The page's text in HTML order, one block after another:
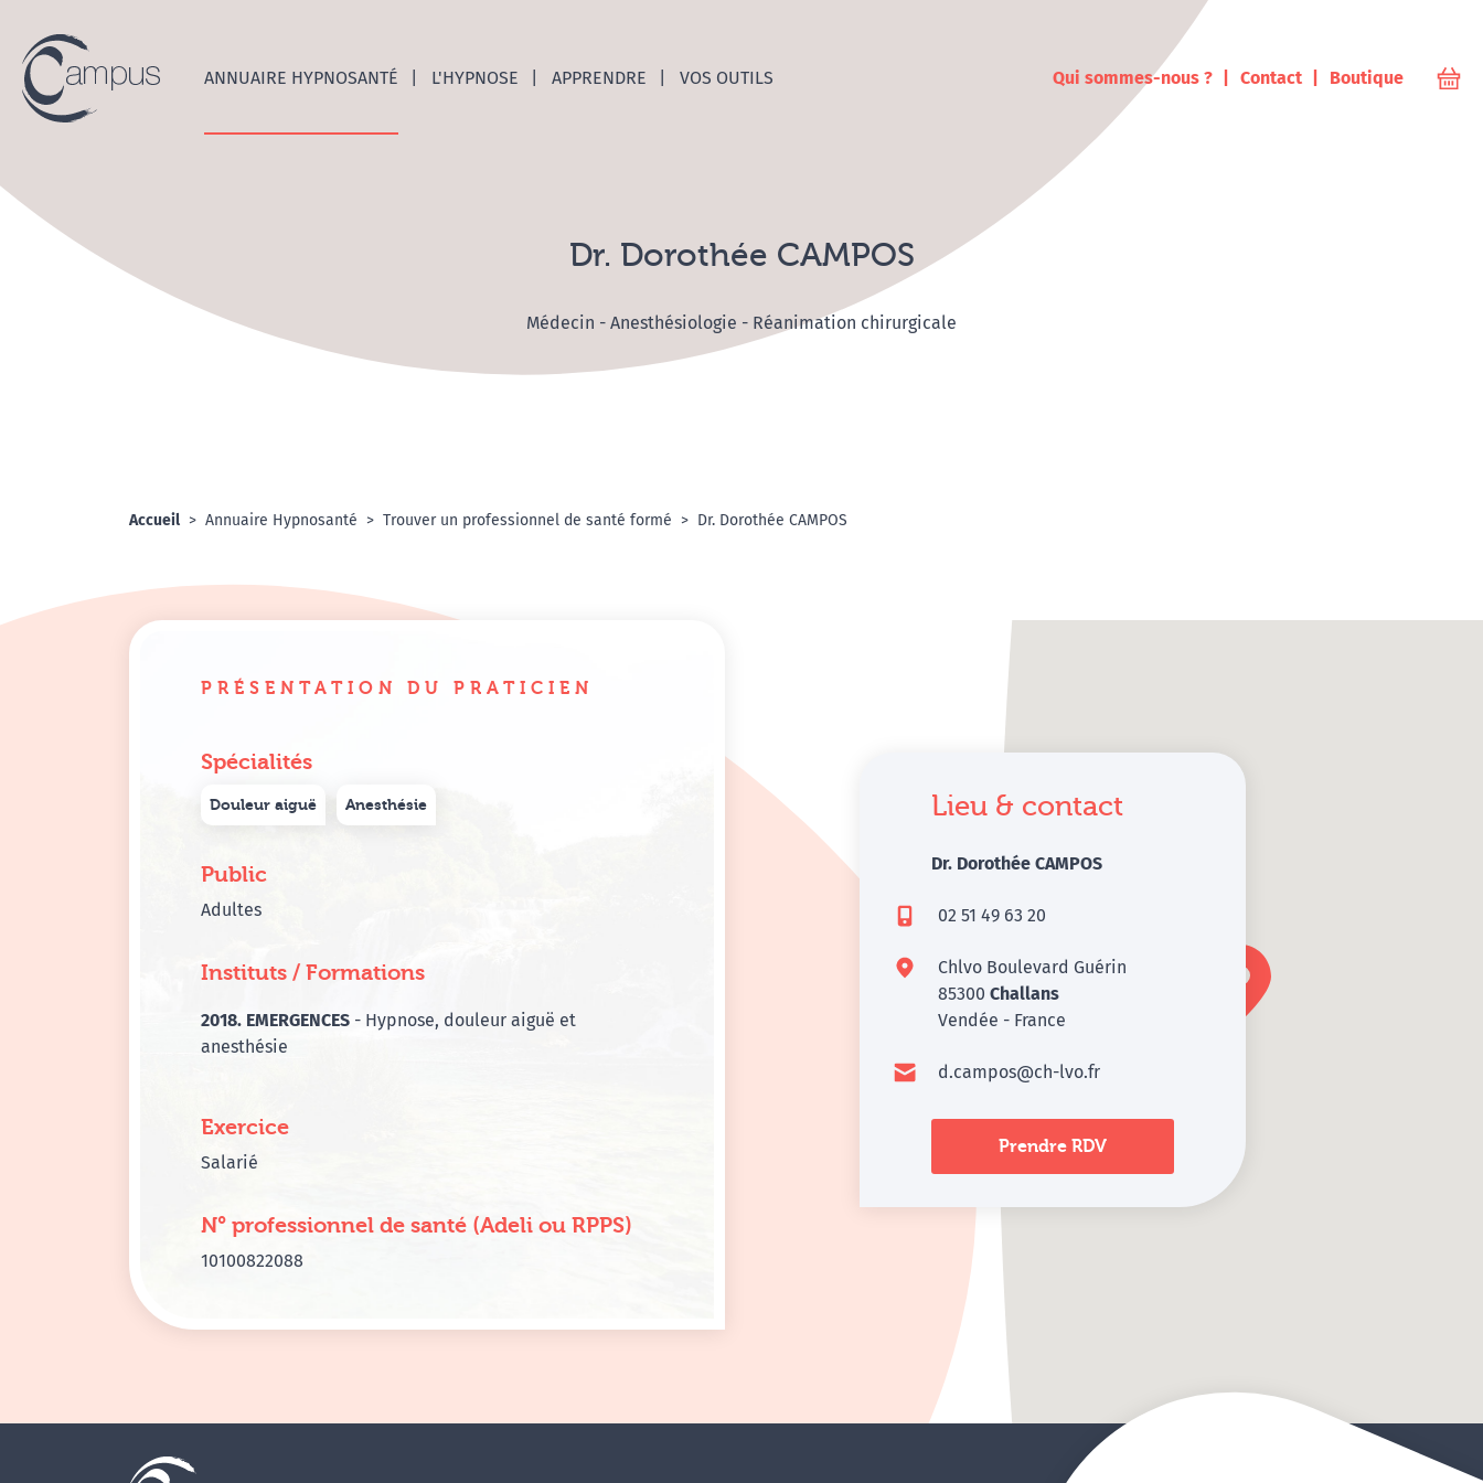
Emergences Campus
ANNUAIRE HYPNOSANTÉ L'HYPNOSE APPRENDRE VOS OUTILS Qui sommes-nous ? Contact Boutique
Dr. Dorothée CAMPOS
Médecin - Anesthésiologie - Réanimation chirurgicale
Accueil Annuaire Hypnosanté Trouver un professionnel de santé formé Dr. Dorothée CAMPOS
PRÉSENTATION DU PRATICIEN
Spécialités
Douleur aiguë Anesthésie
Public
Adultes
Instituts / Formations
2018. EMERGENCES - Hypnose, douleur aiguë et
anesthésie
Exercice
Salarié
N° professionnel de santé (Adeli ou RPPS)
10100822088
Lieu & contact
Dr. Dorothée CAMPOS
02 51 49 63 20
Chlvo Boulevard Guérin
85300Challans
Vendée - France
d.campos@ch-lvo.fr
Prendre RDV